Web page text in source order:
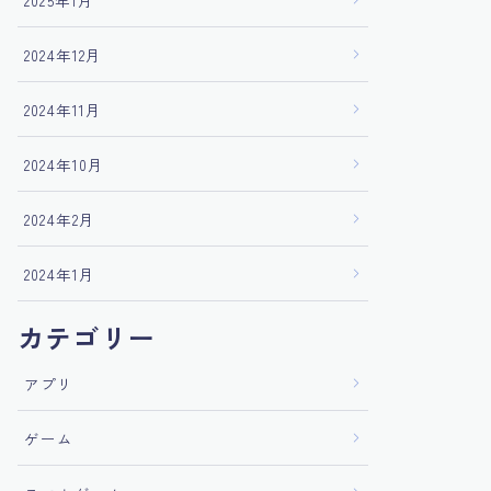
2024年12月
2024年11月
2024年10月
2024年2月
2024年1月
カテゴリー
アプリ
ゲーム